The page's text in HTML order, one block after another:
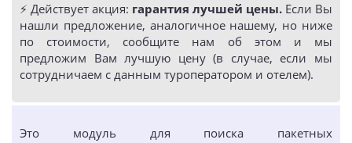
⚡️ Действует акция: гарантия лучшей цены. Если Вы
нашли предложение, аналогичное нашему, но ниже
по стоимости, сообщите нам об этом и мы
предложим Вам лучшую цену (в случае, если мы
сотрудничаем с данным туроператором и отелем).
Это модуль для поиска пакетных